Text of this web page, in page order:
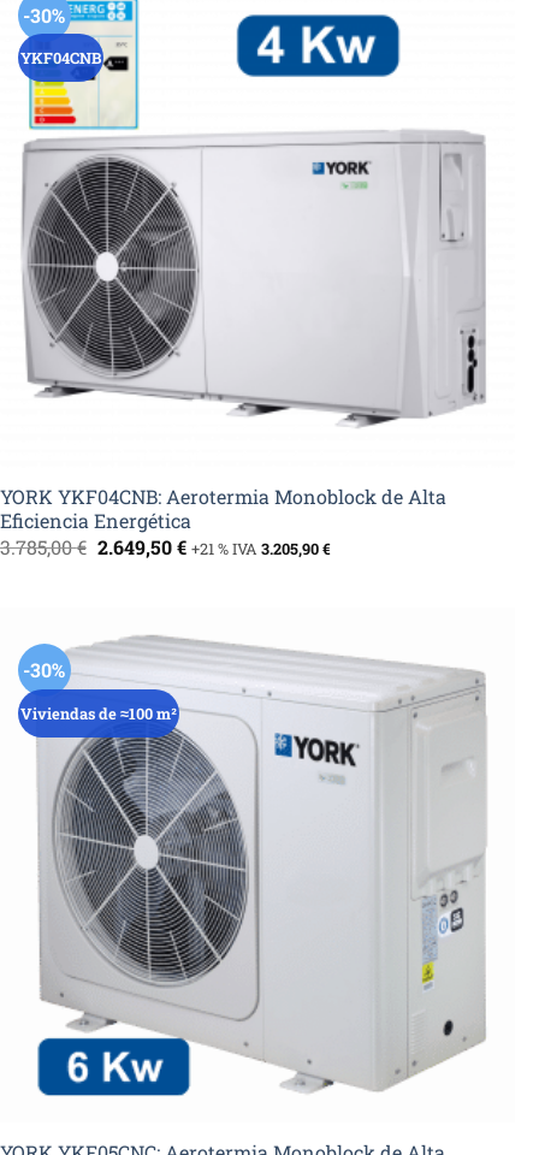
-30%
YKF04CNB
YORK YKF04CNB: Aerotermia Monoblock de Alta
Eficiencia Energética
3.785,00€ El
precio
2.649,50€El
+21 % IVA 3.205,90€
-30%
Viviendas de ≈100 m²